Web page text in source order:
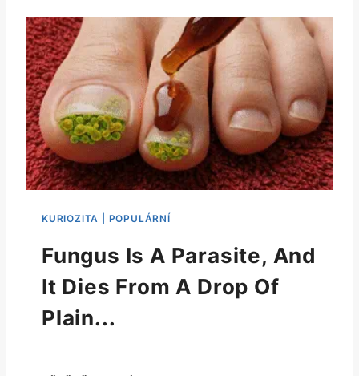
Fungus Is A Parasite, And
It Dies From A Drop Of
Plain...